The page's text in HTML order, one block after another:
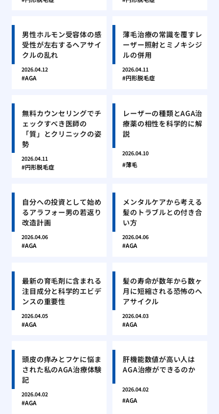
男性ホルモン受容体の感
受性が左右するヘアサイ
クルの乱れ
2026.04.12
AGA
薄毛治療の常識を覆すレ
ーザー照射とミノキシジ
ルの併用
2026.04.11
円形脱毛症
無料カウンセリングでチ
ェックすべき医師の
「質」とクリニックの姿
勢
2026.04.11
円形脱毛症
レーザーの種類とAGA治
療薬の相性を科学的に解
説
2026.04.10
薄毛
自分への投資として始め
るアラフォー男の若返り
改造計画
2026.04.06
AGA
メンタルケアから考える
髪のトラブルとの付き合
い方
2026.04.06
AGA
最新の育毛剤に含まれる
注目成分と科学的エビデ
ンスの重要性
2026.04.05
AGA
髪の寿命が数年から数ヶ
月に短縮される恐怖のヘ
アサイクル
2026.04.03
AGA
頭皮の痒みとフケに悩ま
された私のAGA治療体験
記
2026.04.02
AGA
肝機能数値が高い人は
AGA治療ができるのか
2026.04.02
AGA